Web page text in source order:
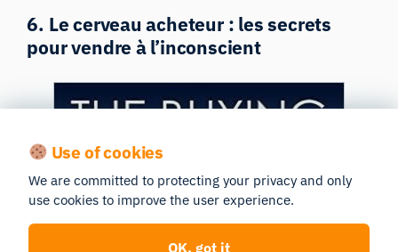
6. Le cerveau acheteur : les secrets
pour vendre à l’inconscient
Use of cookies
We are committed to protecting your privacy and only
use cookies to improve the user experience.
OK, got it